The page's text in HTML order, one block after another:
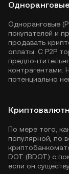
Одноранговые
покупателей и
продавать
оплаты. С P2P
контрагентами.
потенциально
По мере того,
популярной, по
DOT (BDOT) с
если он